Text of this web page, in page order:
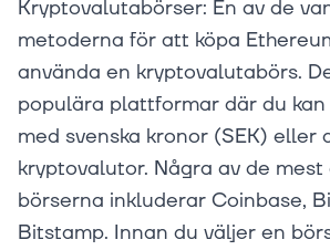
Kryptovalutabörser: En av de
metoderna för att köpa
använda en kryptovalutabörs.
populära plattformar där du
med svenska kronor (SEK) eller
kryptovalutor. Några av de
börserna inkluderar Coinbase,
Bitstamp. Innan du väljer en